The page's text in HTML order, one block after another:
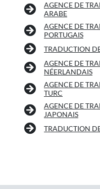
AGENCE DE
ARABE
AGENCE DE
PORTUGAIS
TRADUCTION
AGENCE DE
NÉERLANDAIS
AGENCE DE
TURC
AGENCE DE
JAPONAIS
TRADUCTION